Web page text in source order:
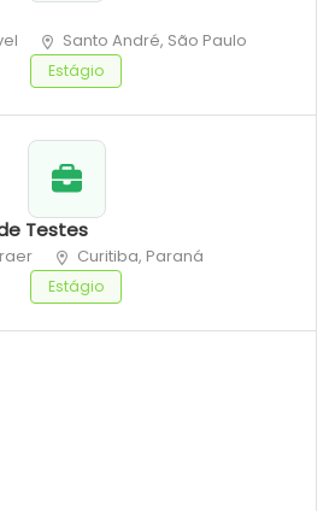
Santo André, São Paulo
Estágio
Testes
Curitiba, Paraná
Estágio